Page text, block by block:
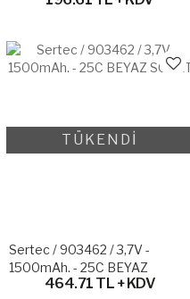
TÜKENDİ
Sertec / 903462 / 3,7V -
1500mAh. - 25C BEYAZ
SOKET464.71 TL + KDV